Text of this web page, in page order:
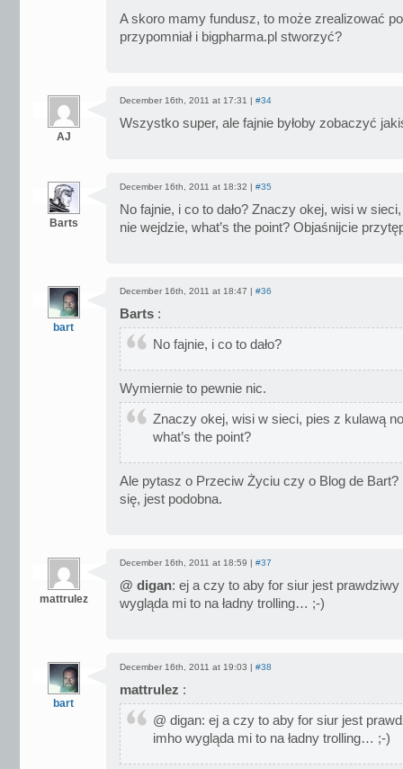
A skoro mamy fundusz, to może zrealizować
przypomniał i bigpharma.pl stworzyć?
AJ
December 16th, 2011 at 17:31 | #34
Wszystko super, ale fajnie byłoby zobaczyć
Barts
December 16th, 2011 at 18:32 | #35
No fajnie, i co to dało? Znaczy okej, wisi w
nie wejdzie, what’s the point? Objaśnijcie
bart
December 16th, 2011 at 18:47 | #36
Barts :
No fajnie, i co to dało?
Wymiernie to pewnie nic.
Znaczy okej, wisi w sieci, pies z kulawą
what’s the point?
Ale pytasz o Przeciw Życiu czy o Blog de
się, jest podobna.
mattrulez
December 16th, 2011 at 18:59 | #37
@ digan: ej a czy to aby for siur jest prawdziwy
wygląda mi to na ładny trolling… ;-)
bart
December 16th, 2011 at 19:03 | #38
mattrulez :
@ digan: ej a czy to aby for siur jest
imho wygląda mi to na ładny trolling… ;-)